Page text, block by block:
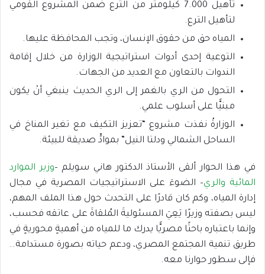
تأهيل 7.000 كيلومتر من الترع ضمن المشروع القومي
لتأهيل الترع.
المياه حق من حقوق الإنسان، وتجب المحافظة عليها.
التوعية إحدى أدوات استراتيجية الوزارة من خلال إقامة
الندوات بالتعاون مع العديد من الجهات.
التحول من الري بالغمر إلى الري الحديث ينبغي أنْ يكون
مبنيًّا على أسلوب علمي.
الوزارةُ نفذت مشروع “تعزيز التكيف مع تغير المناخ في
الساحل الشمالي ودلتا النيل” بموادٍّ صديقة للبيئة.
في هذا الحوار ألقى الأستاذ الدكتور هاني سويلم –وزير الموارد
المائية والري– الضوءَ على الاستراتيجيات المصرية في مجال
إدارة المياه، وكم كان قادرًا على التحدث حول هذا الملف المهم،
ليس بصفته وزيرًا يَعِيَ المسئوليةَ المُلقاةَ على عاتقه فحسب،
وإنما باعتباره باحثًا مصريًّا يدرك ما للمياه من أهميةٍ محوريةٍ في
طريق تنمية المجتمع المصري، ودعم حياته بصورة مستدامة..
فإلى سطور حوارنا معه.